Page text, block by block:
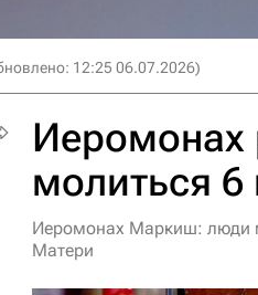
12:25 06.07.2026)
Иеромонах
молиться
Иеромонах Маркиш: люди
Матери